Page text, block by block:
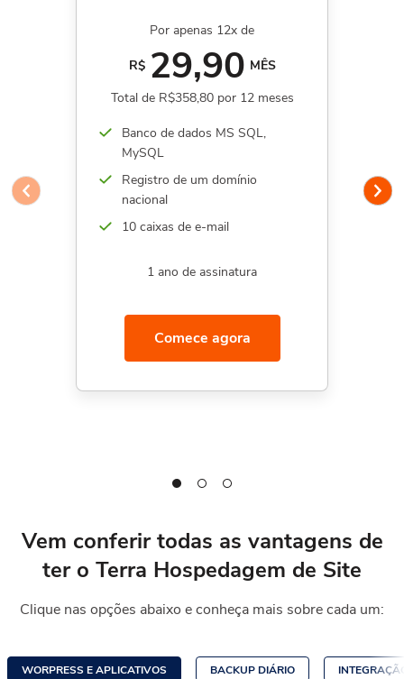
Por apenas 12x de
R$ 29,90 MÊS
Total de R$358,80 por 12 meses
Banco de dados MS SQL,
MySQL
Registro de um domínio
nacional
10 caixas de e-mail
1 ano de assinatura
Comece agora
Vem conferir todas as vantagens de
ter o Terra Hospedagem de Site
Clique nas opções abaixo e conheça mais sobre cada um:
WORPRESS E APLICATIVOS BACKUP DIÁRIO